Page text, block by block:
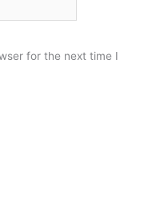
for the next time I